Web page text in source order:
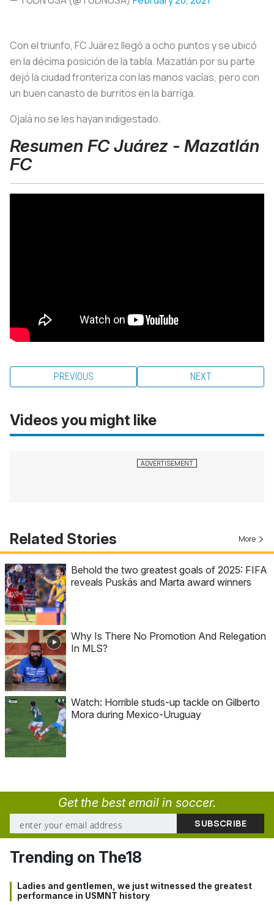
Con el triunfo, FC Juárez llegó a ocho puntos y se ubicó
en la décima posición de la tabla. Mazatlán por su parte
dejó la ciudad fronteriza con las manos vacías, pero con
un buen canasto de burritos en la barriga.
Ojalá no se les hayan indigestado.
Resumen FC Juárez - Mazatlán
FC
PREVIOUS NEXT
Videos you might like
Related Stories More
Behold the two greatest goals of 2025: FIFA
reveals Puskás and Marta award winners
Why Is There No Promotion And Relegation
In MLS?
Watch: Horrible studs-up tackle on Gilberto
Mora during Mexico-Uruguay
Get the best email in soccer.
Trending on The18
Ladies and gentlemen, we just witnessed the greatest
performance in USMNT history